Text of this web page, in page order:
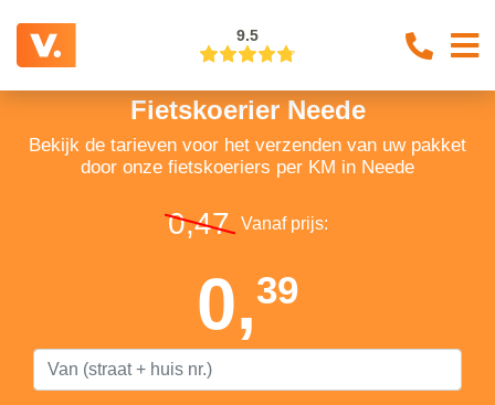
9.5
Fietskoerier Neede
Bekijk de tarieven voor het verzenden van uw pakket
door onze fietskoeriers per KM in Neede
0,47 Vanaf prijs:
0,39